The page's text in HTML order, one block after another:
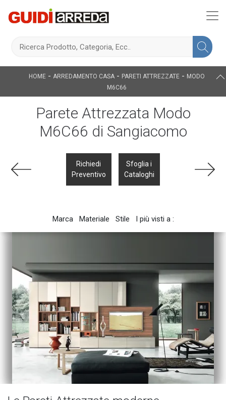
HOME - ARREDAMENTO CASA - PARETI ATTREZZATE - MODO
M6C66
Parete Attrezzata Modo
M6C66 di Sangiacomo
Richiedi
Preventivo
Sfoglia i
Cataloghi
Marca Materiale Stile I più visti a :